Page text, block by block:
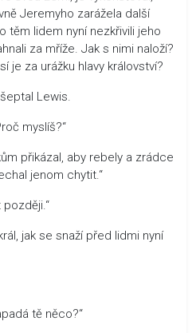
Jeremyho zarážela další
těm lidem nyní nezkřivili jeho
za mříže. Jak s nimi naloží?
je za urážku hlavy království?
Lewis.
myslíš?“
přikázal, aby rebely a zrádce
jenom chytit.“
jak se snaží před lidmi nyní
tě něco?“